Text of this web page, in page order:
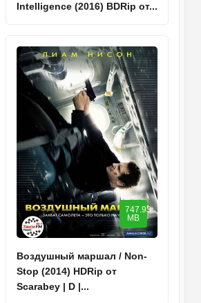
Intelligence (2016) BDRip от...
747.93
MB
Воздушный маршал / Non-
Stop (2014) HDRip от
Scarabey | D |...